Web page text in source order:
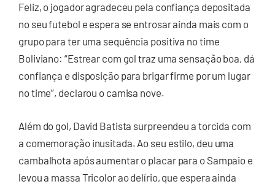
Feliz, o jogador agradeceu pela confiança depositada
no seu futebol e espera se entrosar ainda mais com o
grupo para ter uma sequência positiva no time
Boliviano: “Estrear com gol traz uma sensação boa, dá
confiança e disposição para brigar firme por um lugar
no time”, declarou o camisa nove.
Além do gol, David Batista surpreendeu a torcida com
a comemoração inusitada. Ao seu estilo, deu uma
cambalhota após aumentar o placar para o Sampaio e
levou a massa Tricolor ao delírio, que espera ainda